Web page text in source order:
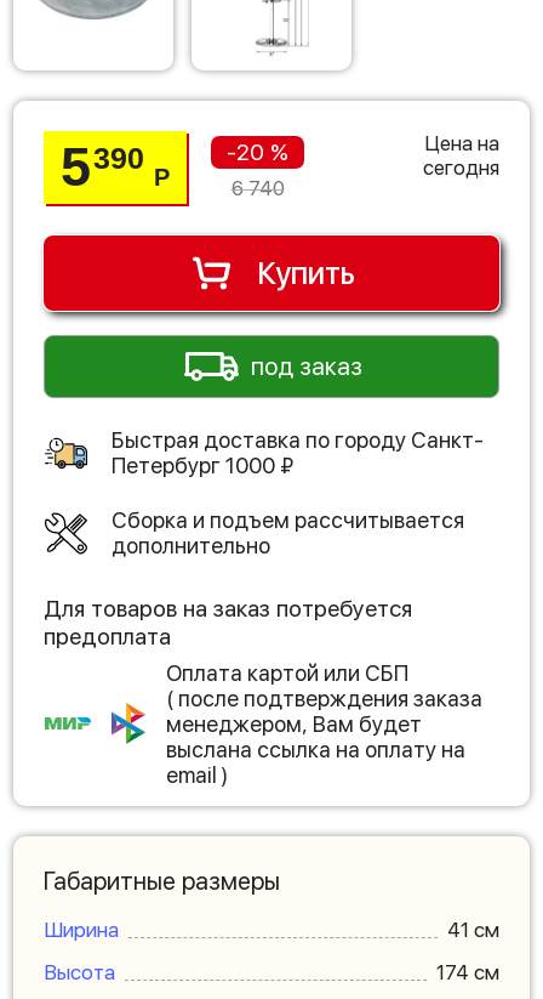
5390
Р
-20 %
6 740
Цена на
сегодня
Купить
под заказ
Быстрая доставка по городу Санкт-
Петербург1000 ₽
Сборка и подъем рассчитывается
дополнительно
Для товаров на заказ потребуется
предоплата
Оплата картой или СБП
( после подтверждения заказа
менеджером, Вам будет
выслана ссылка на оплату на
email )
Габаритные размеры
Ширина
41 см
Высота
174 см